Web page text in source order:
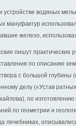
устройстве водяных
мануфактур
железо,
пишут
по описанию
с большой глубины
делу («Устав
по
по геометрии и
лечебниках,